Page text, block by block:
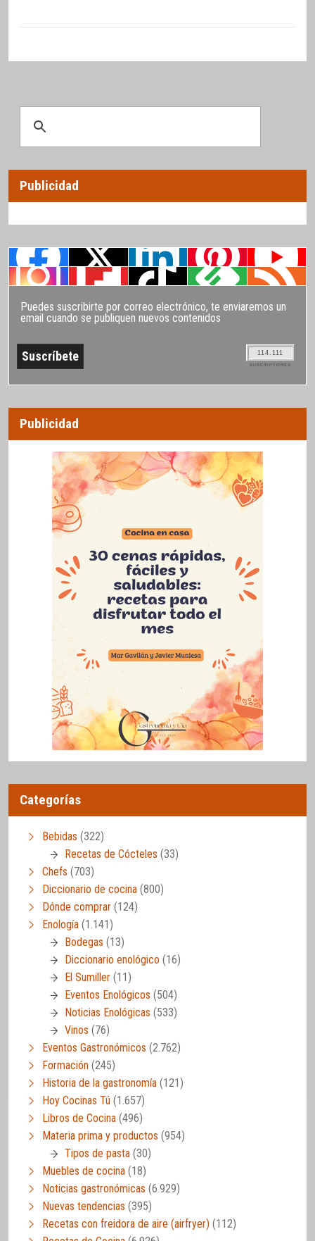
Publicidad
Puedes suscribirte por correo electrónico, te enviaremos un
email cuando se publiquen nuevos contenidos
114.111
SUSCRIPTORES
Publicidad
Categorías
Bebidas (322)
Recetas de Cócteles (33)
Chefs (703)
Diccionario de cocina (800)
Dónde comprar (124)
Enología (1.141)
Bodegas (13)
Diccionario enológico (16)
El Sumiller (11)
Eventos Enológicos (504)
Noticias Enológicas (533)
Vinos (76)
Eventos Gastronómicos (2.762)
Formación (245)
Historia de la gastronomía (121)
Hoy Cocinas Tú (1.657)
Libros de Cocina (496)
Materia prima y productos (954)
Tipos de pasta (30)
Muebles de cocina (18)
Noticias gastronómicas (6.929)
Nuevas tendencias (395)
Recetas con freidora de aire (airfryer) (112)